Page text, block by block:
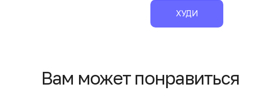
ХУДИ
Вам может понравиться